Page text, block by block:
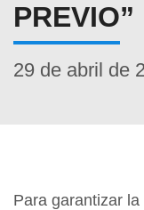
PREVIO”
29 de abril de
Para garantizar